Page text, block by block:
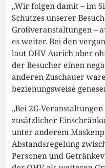
„Wir folgen damit – im
Schutzes unserer
Großveranstaltungen –
es weiter. Bei den
laut OHV Aurich aber
der Besucher einen
anderen Zuschauer
beziehungsweise
„Bei 2G-
zusätzlicher
unter anderem
Abstandsregelung
Personen und